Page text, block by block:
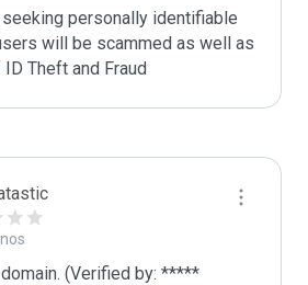
personally identifiable
will be scammed as well as
Theft and Fraud
(Verified by: *****